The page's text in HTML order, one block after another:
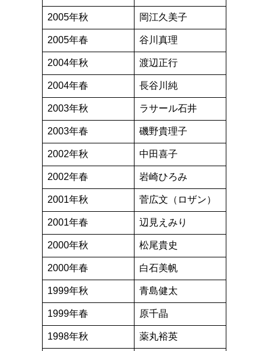
2005年秋 岡江久美子
2005年春 谷川真理
2004年秋 渡辺正行
2004年春 長谷川純
2003年秋 ラサール石井
2003年春 磯野貴理子
2002年秋 中田喜子
2002年春 岩崎ひろみ
2001年秋 菅広文（ロザン）
2001年春 辺見えみり
2000年秋 松尾貴史
2000年春 白石美帆
1999年秋 青島健太
1999年春 原千晶
1998年秋 薬丸裕英